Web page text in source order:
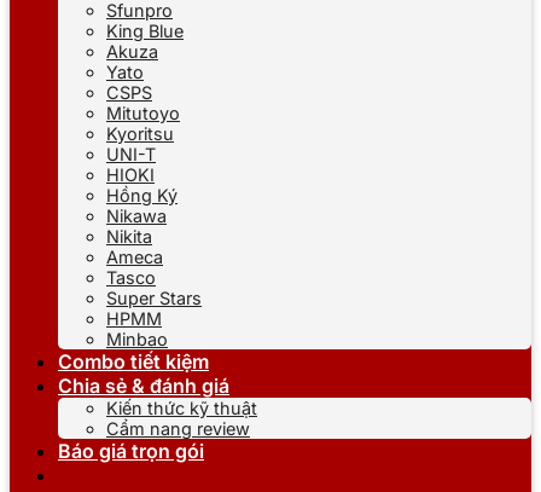
Sfunpro
King Blue
Akuza
Yato
CSPS
Mitutoyo
Kyoritsu
UNI-T
HIOKI
Hồng Ký
Nikawa
Nikita
Ameca
Tasco
Super Stars
HPMM
Minbao
Combo tiết kiệm
Chia sẻ & đánh giá
Kiến thức kỹ thuật
Cẩm nang review
Báo giá trọn gói